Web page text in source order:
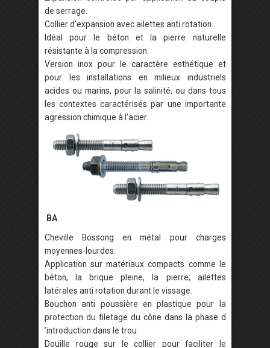
de serrage.
Collier d’expansion avec ailettes anti rotation.
Idéal pour le béton et la pierre naturelle
résistante à la compression.
Version inox pour le caractère esthétique et
pour les installations en milieux industriels
acides ou marins, pour la salinité, ou dans tous
les contextes caractérisés par une importante
agression chimique à l’acier.
BA
Cheville Bossong en métal pour charges
moyennes-lourdes.
Application sur matériaux compacts comme le
béton, la brique pleine, la pierre; ailettes
latérales anti rotation durant le vissage.
Bouchon anti poussière en plastique pour la
protection du filetage du cône dans la phase d
’introduction dans le trou.
Douille rouge sur le collier pour faciliter le